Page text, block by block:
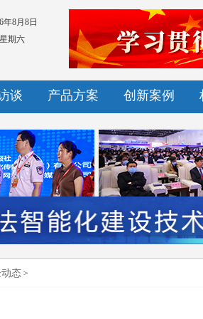
年8月8日
星期六
谈 产品方案 创新案例
态 >